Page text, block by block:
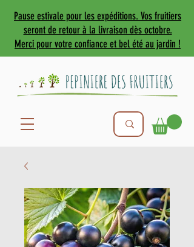
Pause estivale pour les expéditions. Vos fruitiers
seront de retour à la livraison dès octobre.
Merci pour votre confiance et bel été au jardin !